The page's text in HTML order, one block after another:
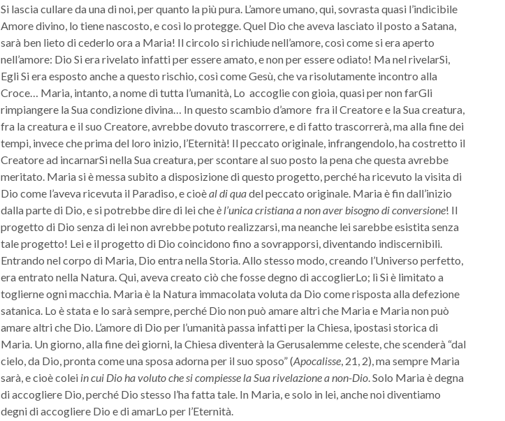
Si lascia cullare da una di noi, per quanto la più pura. L’amore umano, qui, sovrasta quasi l’indicibile
Amore divino, lo tiene nascosto, e così lo protegge. Quel Dio che aveva lasciato il posto a Satana,
sarà ben lieto di cederlo ora a Maria! Il circolo si richiude nell’amore, così come si era aperto
nell’amore: Dio Si era rivelato infatti per essere amato, e non per essere odiato! Ma nel rivelarSi,
Egli Si era esposto anche a questo rischio, così come Gesù, che va risolutamente incontro alla
Croce… Maria, intanto, a nome di tutta l’umanità, Lo accoglie con gioia, quasi per non farGli
rimpiangere la Sua condizione divina… In questo scambio d’amore fra il Creatore e la Sua creatura,
fra la creatura e il suo Creatore, avrebbe dovuto trascorrere, e di fatto trascorrerà, ma alla fine dei
tempi, invece che prima del loro inizio, l’Eternità! Il peccato originale, infrangendolo, ha costretto il
Creatore ad incarnarSi nella Sua creatura, per scontare al suo posto la pena che questa avrebbe
meritato. Maria si è messa subito a disposizione di questo progetto, perché ha ricevuto la visita di
Dio come l’aveva ricevuta il Paradiso, e cioèal di quadel peccato originale. Maria è fin dall’inizio
dalla parte di Dio, e si potrebbe dire di lei cheè l’unica cristianaa non aver bisogno di conversione! Il
progetto di Dio senza di lei non avrebbe potuto realizzarsi, ma neanche lei sarebbe esistita senza
tale progetto! Lei e il progetto di Dio coincidono fino a sovrapporsi, diventando indiscernibili.
Entrando nel corpo di Maria, Dio entra nella Storia. Allo stesso modo, creando l’Universo perfetto,
era entrato nella Natura. Qui, aveva creato ciò che fosse degno di accoglierLo; lì Si è limitato a
toglierne ogni macchia. Maria è la Natura immacolata voluta da Dio come risposta alla defezione
satanica. Lo è stata e lo sarà sempre, perché Dio non può amare altri che Maria e Maria non può
amare altri che Dio. L’amore di Dio per l’umanità passa infatti per la Chiesa, ipostasi storica di
Maria. Un giorno, alla fine dei giorni, la Chiesa diventerà la Gerusalemme celeste, che scenderà “dal
cielo, da Dio, pronta come una sposa adorna per il suo sposo” (Apocalisse, 21, 2), ma sempre Maria
sarà, e cioè colei in cui Dio ha voluto che si compiesse la Sua rivelazione a non-Dio. Solo Maria è degna
di accogliere Dio, perché Dio stesso l’ha fatta tale. In Maria, e solo in lei, anche noi diventiamo
degni di accogliere Dio e di amarLo per l’Eternità.